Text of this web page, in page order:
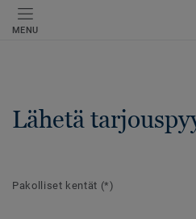
MENU
Lähetä
Pakolliset kentät (*)